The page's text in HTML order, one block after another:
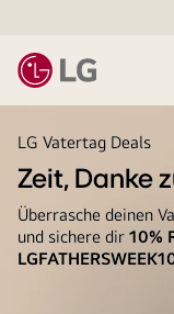
LG Vatertag Deals
Zeit, Danke
Überrasche deinen
und sichere dir 10%